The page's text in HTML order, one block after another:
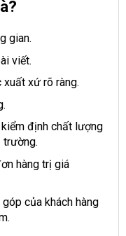
gian.
viết.
xứ rõ ràng.
định chất lượng
trường.
hàng trị giá
của khách hàng